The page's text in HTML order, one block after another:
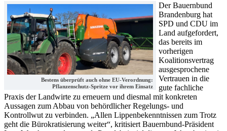
Bestens überprüft auch ohne EU-Verordnung:
Pflanzenschutz-Spritze vor ihrem Einsatz
Der Bauernbund
Brandenburg hat
SPD und CDU im
Land aufgefordert,
das bereits im
vorherigen
Koalitionsvertrag
ausgesprochene
Vertrauen in die
gute fachliche
Praxis der Landwirte zu erneuern und diesmal mit konkreten
Aussagen zum Abbau von behördlicher Regelungs- und
Kontrollwut zu verbinden. „Allen Lippenbekenntnissen zum Trotz
geht die Bürokratisierung weiter“, kritisiert Bauernbund-Präsident